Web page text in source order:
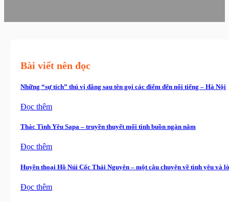
Bài viết nên đọc
Những “sự tích” thú vị đằng sau tên gọi các điểm đến nổi tiếng – Hà Nội
Đọc thêm
Thác Tình Yêu Sapa – truyền thuyết mối tình buồn ngàn năm
Đọc thêm
Huyền thoại Hồ Núi Cốc Thái Nguyên – một câu chuyện về tình yêu và
Đọc thêm